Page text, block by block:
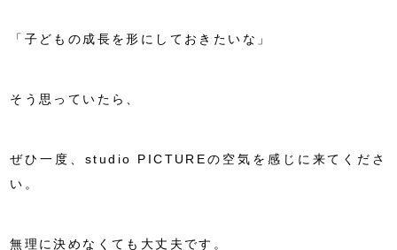
「子どもの成長を形にしておきたいな」
そう思っていたら、
ぜひ一度、studio PICTUREの空気を感じに来てくださ
い。
無理に決めなくても大丈夫です。